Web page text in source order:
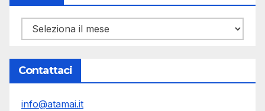
Archivi
Contattaci
info@atamai.it